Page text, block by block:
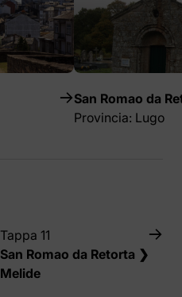
San Romao da
Provincia: Lugo
Tappa 11
San Romao da Retorta ❯
Melide